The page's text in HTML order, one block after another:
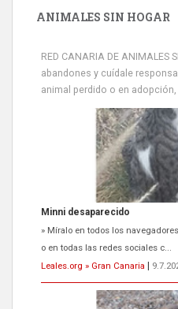
ANIMALES SIN HOGAR
RED CANARIA DE ANIMALES
abandones y cuídale
animal perdido o en
Minni desaparecido
» Míralo en todos los
o en todas las redes sociales c...
Leales.org » Gran Canaria